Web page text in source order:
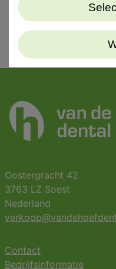
Oostergracht 42
3763 LZ Soest
Nederland
Contact
Bedrijfsinformatie